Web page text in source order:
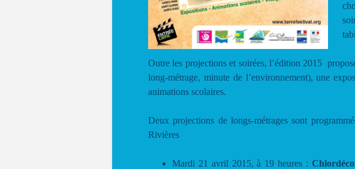
Outre les projections et soirées, l’édition 2015
long-métrage, minute de l’environnement), une
animations scolaires.
Deux projections de longs-métrages sont
Rivières
Mardi 21 avril 2015, à 19 heures :